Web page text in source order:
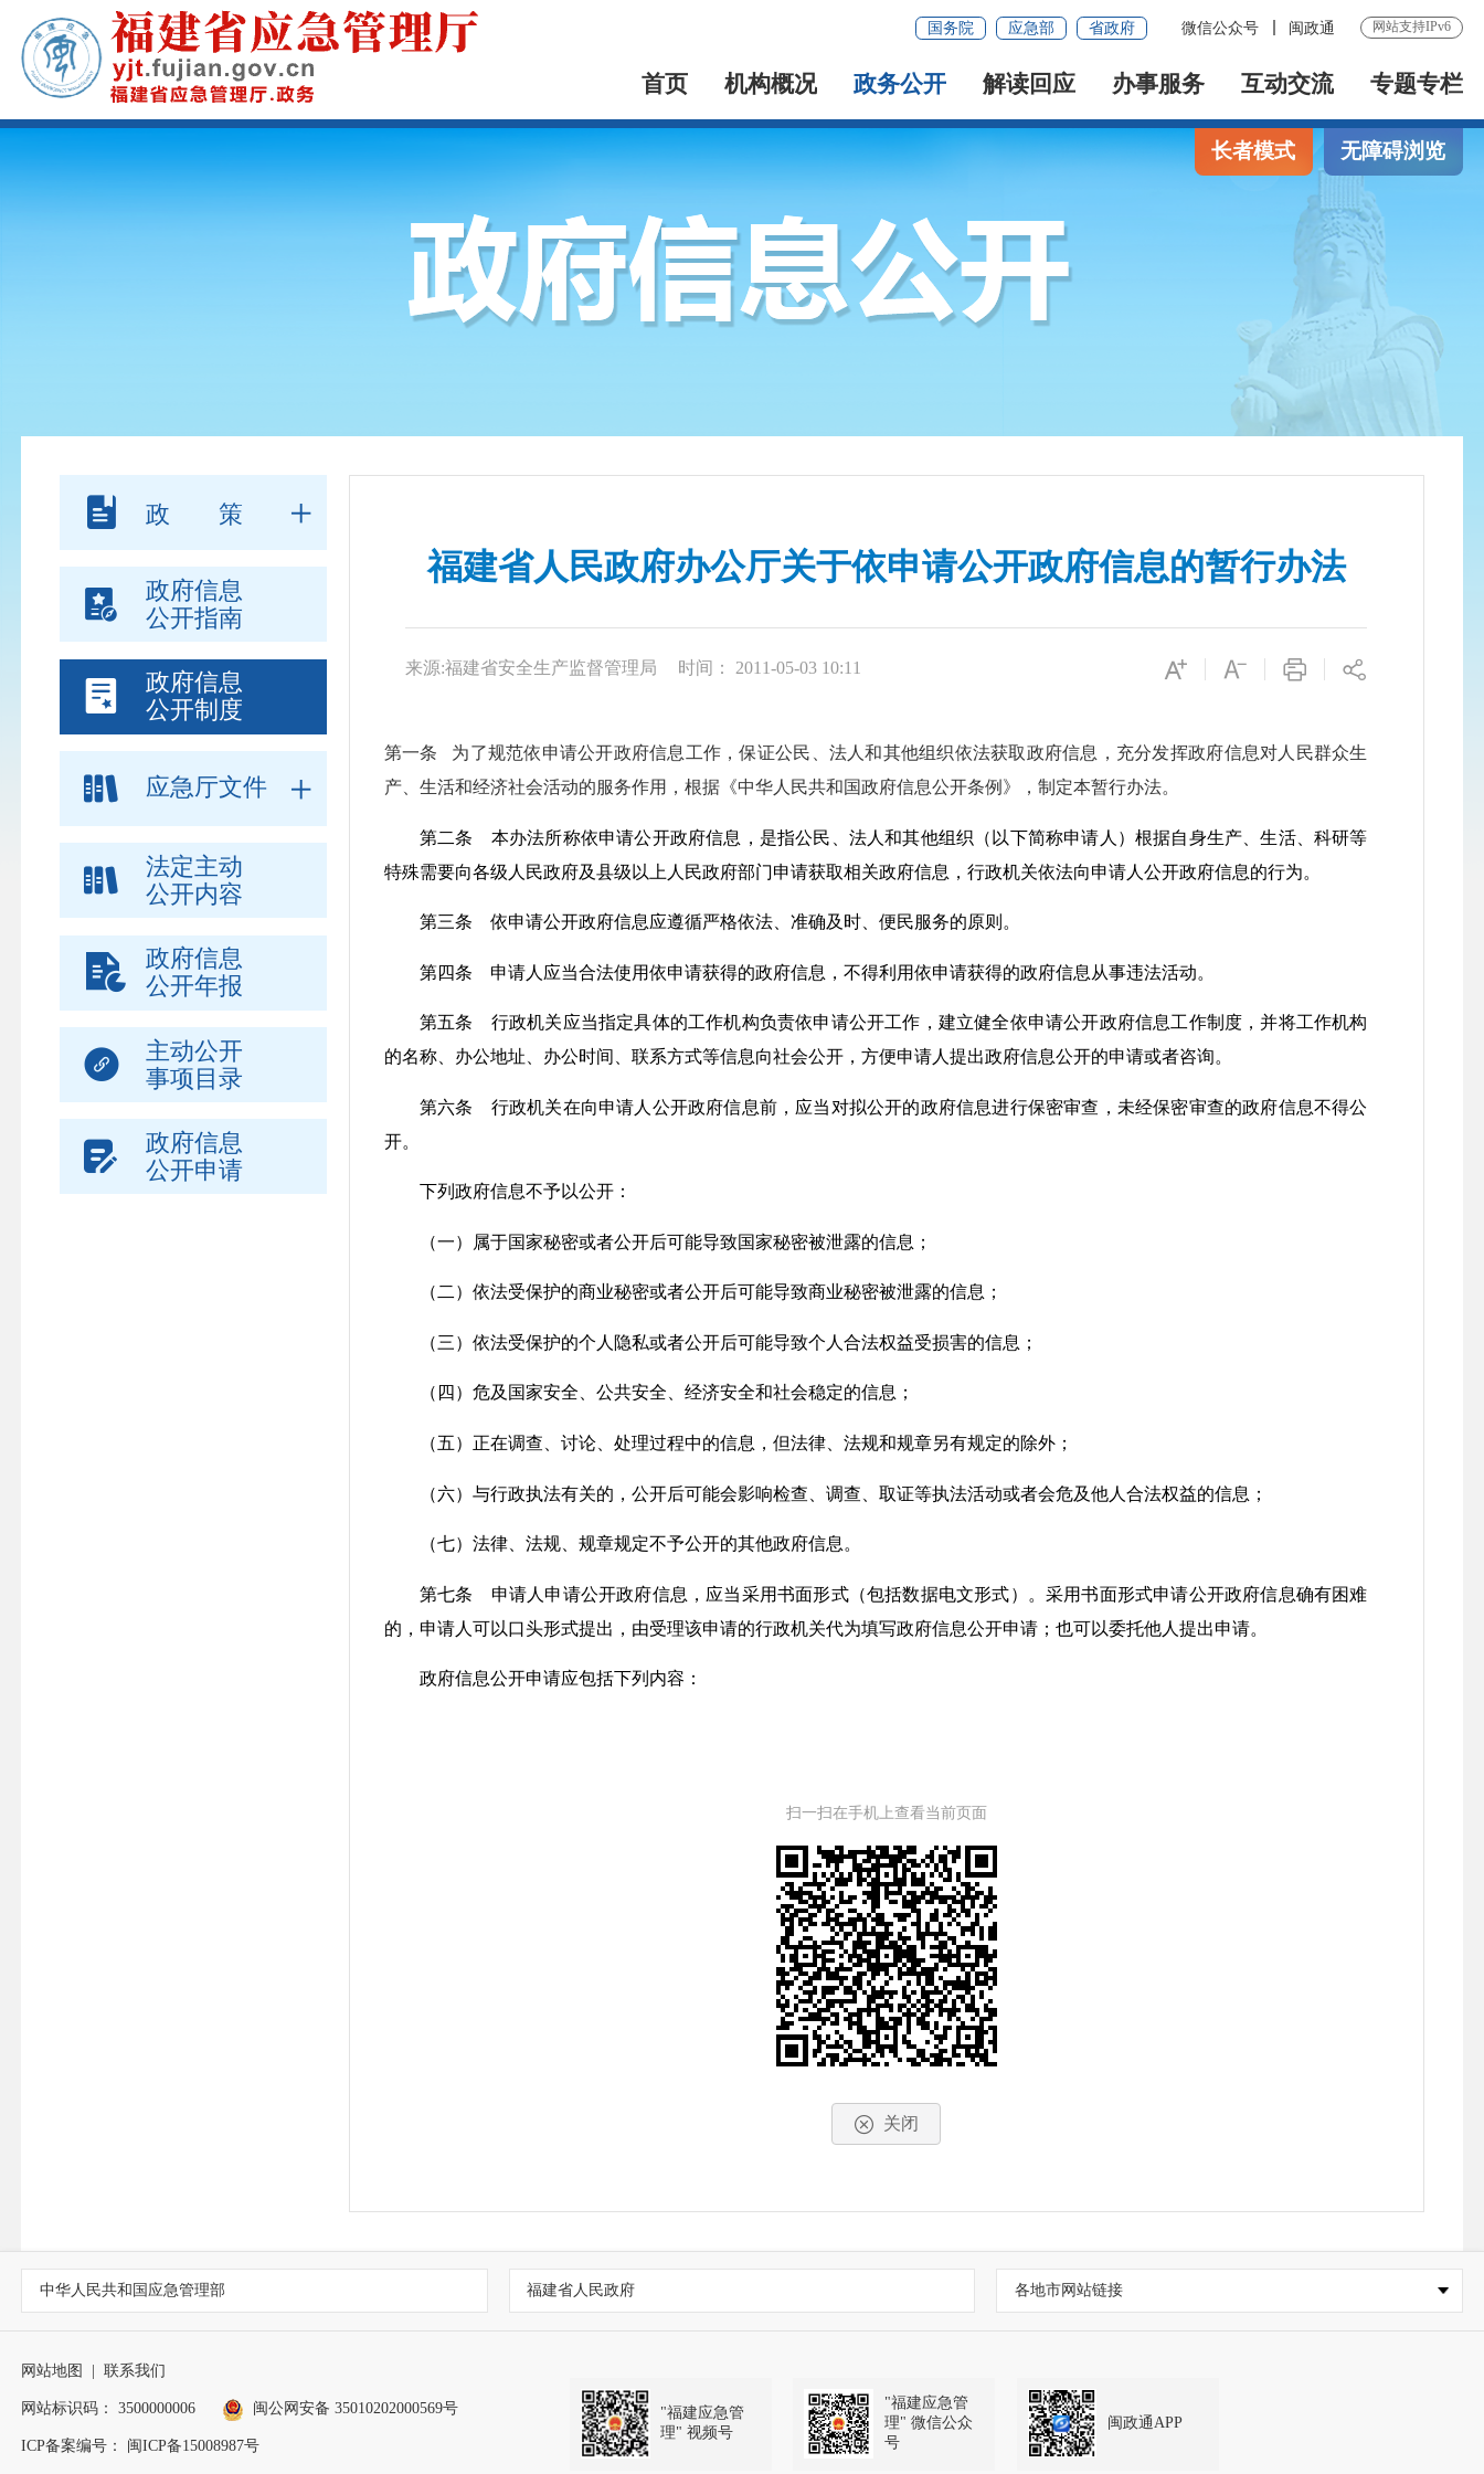
国务院 应急部 省政府 微信公众号 闽政通 网站支持IPv6
首页 机构概况 政务公开 解读回应 办事服务 互动交流 专题专栏
长者模式 无障碍浏览
政 策
政府信息
公开指南
政府信息
公开制度
应急厅文件
法定主动
公开内容
政府信息
公开年报
主动公开
事项目录
政府信息
公开申请
福建省人民政府办公厅关于依申请公开政府信息的暂行办法
来源:福建省安全生产监督管理局 时间： 2011-05-03 10:11
第一条
为了规范依申请公开政府信息工作，保证公民、法人和其他组织依法获取政府信息，充分发挥政府信息对人民群众生
产、生活和经济社会活动的服务作用，根据《中华人民共和国政府信息公开条例》，制定本暂行办法。
第二条 本办法所称依申请公开政府信息，是指公民、法人和其他组织（以下简称申请人）根据自身生产、生活、科研等
特殊需要向各级人民政府及县级以上人民政府部门申请获取相关政府信息，行政机关依法向申请人公开政府信息的行为。
第三条 依申请公开政府信息应遵循严格依法、准确及时、便民服务的原则。
第四条 申请人应当合法使用依申请获得的政府信息，不得利用依申请获得的政府信息从事违法活动。
第五条 行政机关应当指定具体的工作机构负责依申请公开工作，建立健全依申请公开政府信息工作制度，并将工作机构
的名称、办公地址、办公时间、联系方式等信息向社会公开，方便申请人提出政府信息公开的申请或者咨询。
第六条 行政机关在向申请人公开政府信息前，应当对拟公开的政府信息进行保密审查，未经保密审查的政府信息不得公
开。
下列政府信息不予以公开：
（一）属于国家秘密或者公开后可能导致国家秘密被泄露的信息；
（二）依法受保护的商业秘密或者公开后可能导致商业秘密被泄露的信息；
（三）依法受保护的个人隐私或者公开后可能导致个人合法权益受损害的信息；
（四）危及国家安全、公共安全、经济安全和社会稳定的信息；
（五）正在调查、讨论、处理过程中的信息，但法律、法规和规章另有规定的除外；
（六）与行政执法有关的，公开后可能会影响检查、调查、取证等执法活动或者会危及他人合法权益的信息；
（七）法律、法规、规章规定不予公开的其他政府信息。
第七条 申请人申请公开政府信息，应当采用书面形式（包括数据电文形式）。采用书面形式申请公开政府信息确有困难
的，申请人可以口头形式提出，由受理该申请的行政机关代为填写政府信息公开申请；也可以委托他人提出申请。
政府信息公开申请应包括下列内容：
（四）申请人的签名或盖章（以数据电文形式提出申请的可以省略）；
第八条 申请人申请公开政府信息，应当向行政机关提供本人的身份证明或本组织的有关证明。以组织名义提出申请的，
还应当出具书面授权委托书和法定代表人或主要负责人的身份证明。
行政机关认为需要当面核实有关身份证明的，可以要求申请人到指定的政府信息公开受理点接受核实，或采取其他有效形
第九条 行政机关应当通过发放、提供网上下载服务等多种方式提供申请书的格式文本。
第十一条 行政机关收到政府信息公开申请后，应当登记并提供受理回执。
第十二条 对申请公开的政府信息，行政机关根据下列情况分别作出答复：
（二）申请公开的政府信息属于可以公开范围的，应当作出政府信息公开决定；
（三）申请公开的政府信息不存在或者不属于本行政机关公开的，应当告知申请人；对能够确定该政府信息的公开机关
扫一扫在手机上查看当前页面
关闭
中华人民共和国应急管理部 福建省人民政府 各地市网站链接
网站地图 联系我们
网站标识码： 3500000006 闽公网安备 35010202000569号
ICP备案编号： 闽ICP备15008987号
"福建应急管
理" 视频号
"福建应急管
理" 微信公众
号
闽政通APP